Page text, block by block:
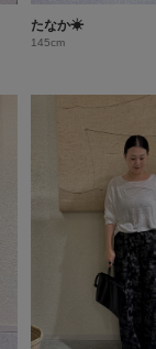
たなか☀︎
145cm